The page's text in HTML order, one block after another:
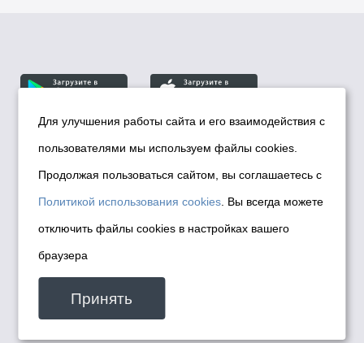
© Департамент информационной политики мэрии
города Новосибирска, 2026
Политика использования Cookies
Политика по обработке персональных
данных в информационных системах
мэрии города Новосибирска
Техническая поддержка сайта -
malinchukvl@mail.ru
Для улучшения работы сайта и его взаимодействия с
пользователями мы используем файлы cookies.
Продолжая пользоваться сайтом, вы соглашаетесь с
Политикой использования cookies . Вы всегда можете
отключить файлы cookies в настройках вашего
браузера
Принять